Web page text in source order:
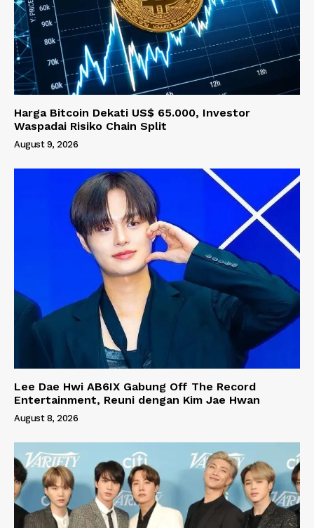
Harga Bitcoin Dekati US$ 65.000, Investor
Waspadai Risiko Chain Split
August 9, 2026
Lee Dae Hwi AB6IX Gabung Off The Record
Entertainment, Reuni dengan Kim Jae Hwan
August 8, 2026